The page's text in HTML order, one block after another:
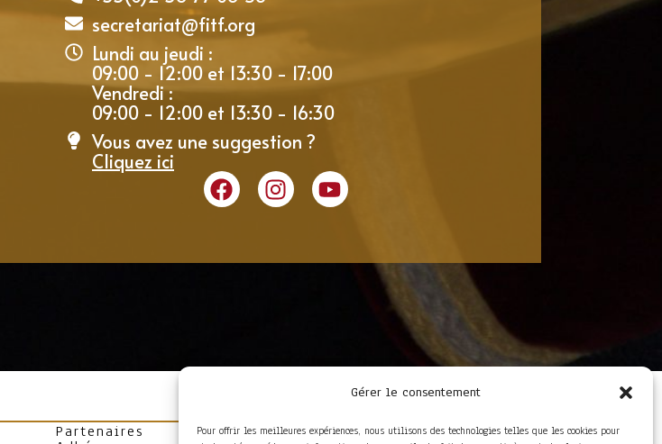
Gérer le consentement
Pour offrir les meilleures expériences, nous utilisons des technologies telles que les cookies pour
secretariat@fitf.org
Lundi au jeudi :
09:00 - 12:00 et 13:30 - 17:00
Vendredi :
09:00 - 12:00 et 13:30 - 16:30
Vous avez une suggestion ?
Cliquez ici
Partenaires Foire aux questions